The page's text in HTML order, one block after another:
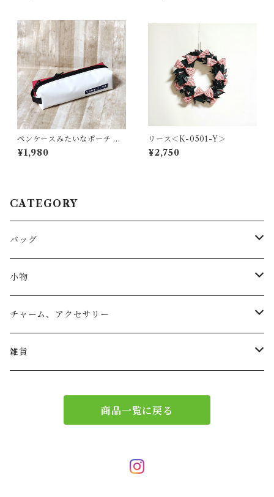
ペンケースみたいなポーチ ＜
K-0658＞
¥1,980
リース＜K-0501-Y＞
¥2,750
CATEGORY
バッグ
トートバッグ
リュック
ショルダー
小物
小物入れ
チャーム、アクセサリー
バッグチャーム
雑貨
商品一覧に戻る